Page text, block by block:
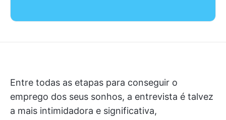
Entre todas as etapas para conseguir o
emprego dos seus sonhos, a entrevista é talvez
a mais intimidadora e significativa,